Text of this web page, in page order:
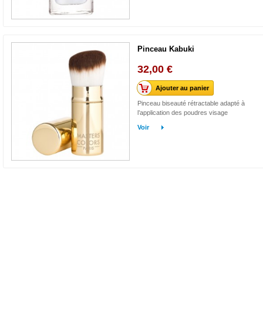
Pinceau Kabuki
32,00 €
Ajouter au panier
Pinceau biseauté rétractable adapté à
l’application des poudres visage
Voir